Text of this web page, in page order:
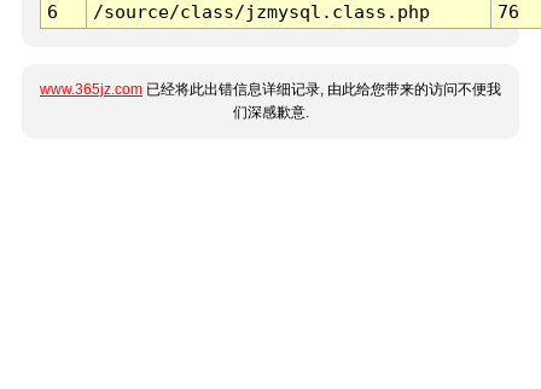
6
/source/class/jzmysql.class.php 76
www.365jz.com 已经将此出错信息详细记录, 由此给您带来的访问不便我
们深感歉意.